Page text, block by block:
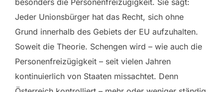
Jeder Unionsbürger hat das Recht, sich ohne
Grund innerhalb des Gebiets der EU aufzuhalten.
Soweit die Theorie. Schengen wird – wie auch die
Personenfreizügigkeit – seit vielen Jahren
kontinuierlich von Staaten missachtet. Denn